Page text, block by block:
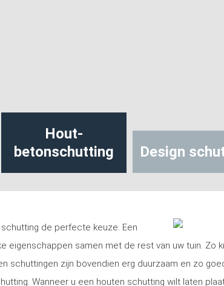
Hout-
betonschutting
Design
de perfecte keuze. Een
eigenschappen samen met de rest van uw tuin. Zo
schuttingen zijn bovendien erg duurzaam en zo
Wanneer u een houten schutting wilt laten